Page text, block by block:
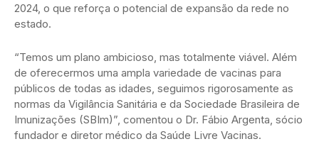
2024, o que reforça o potencial de expansão da rede no
estado.
“Temos um plano ambicioso, mas totalmente viável. Além
de oferecermos uma ampla variedade de vacinas para
públicos de todas as idades, seguimos rigorosamente as
normas da Vigilância Sanitária e da Sociedade Brasileira de
Imunizações (SBIm)”, comentou o Dr. Fábio Argenta, sócio
fundador e diretor médico da Saúde Livre Vacinas.